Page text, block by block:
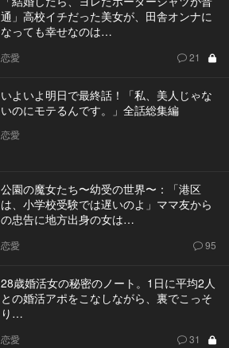
通」高校イチだった美女が、田舎オンナに
なっても幸せなのは…
恋愛 21
いよいよ明日で最終話！「私、美人じゃな
いのにモテるんです。」全話総集編
恋愛
公園の魔女たち〜幼受の世界〜：「港区
は、小学校受験では遅いのよ」ママ友から
の忠告に地方出身の女は…
恋愛 95
28歳婚活女の秘密のノート。1日に平均2人
との婚活アポをこなしながら、裏でこっそ
り…
恋愛 31